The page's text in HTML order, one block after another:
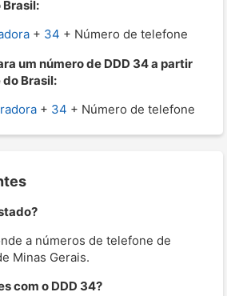
+ 34 + Número de telefone
um número de DDD 34 a partir
Brasil:
+ 34 + Número de telefone
a números de telefone de
Minas Gerais.
com o DDD 34?